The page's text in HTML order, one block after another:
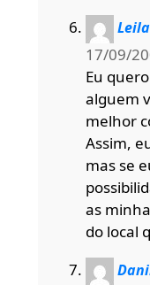
17/09/
Eu
alguem
melhor
Assim,
mas se
as
do local